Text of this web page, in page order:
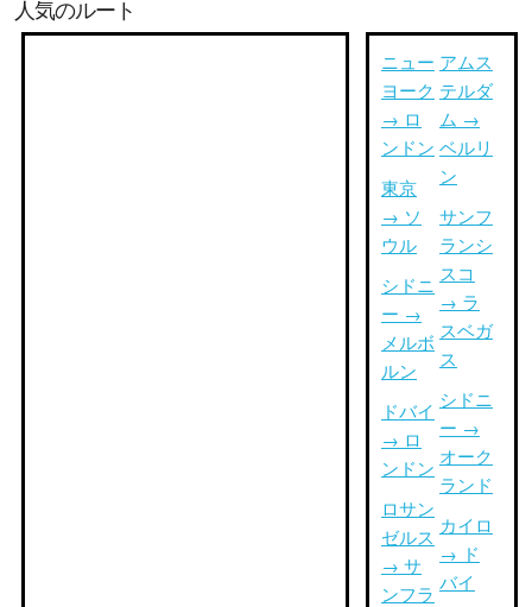
人気のルート
ニュー
ヨーク
→ ロ
ンドン
東京
→ ソ
ウル
シドニ
ー →
メルボ
ルン
ドバイ
→ ロ
ンドン
ロサン
ゼルス
→ サ
ンフラ
アムス
テルダ
ム →
ベルリ
ン
サンフ
ランシ
スコ
→ ラ
スベガ
ス
シドニ
ー →
オーク
ランド
カイロ
→ ド
バイ